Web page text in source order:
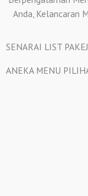
Anda, Kelancaran
SENARAI LIST PAKEJ
ANEKA MENU